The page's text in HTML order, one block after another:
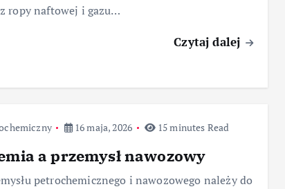
ropy naftowej i gazu…
Czytaj dalej
16 maja, 2026 15 minutes Read
a przemysł nawozowy
petrochemicznego i nawozowego należy do